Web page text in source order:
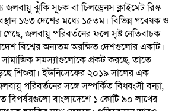
ঝুঁকি সূচক বা চিলড্রেনস ক্লাইমেট রিস্ক
১৬৩ দেশের মধ্যে ১৫তম। বিভিন্ন গবেষক ও
গেছে, জলবায়ু পরিবর্তনের ফলে সৃষ্ট নেতিবাচক
বিশ্বের অন্যতম অরক্ষিত দেশগুলোর একটি।
সামাজিক সমস্যাগুলোকে প্রকট করছে, তাতে
শিশুরা। ইউনিসেফের ২০১৯ সালের এক
পরিবর্তনের সঙ্গে সম্পর্কিত বিধ্বংসী বন্যা,
বিপর্যয়গুলো বাংলাদেশে ১ কোটি ৯০ লাখের